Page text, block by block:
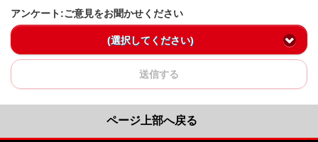
アンケート:ご意見をお聞かせください
(選択してください)
送信する
ページ上部へ戻る